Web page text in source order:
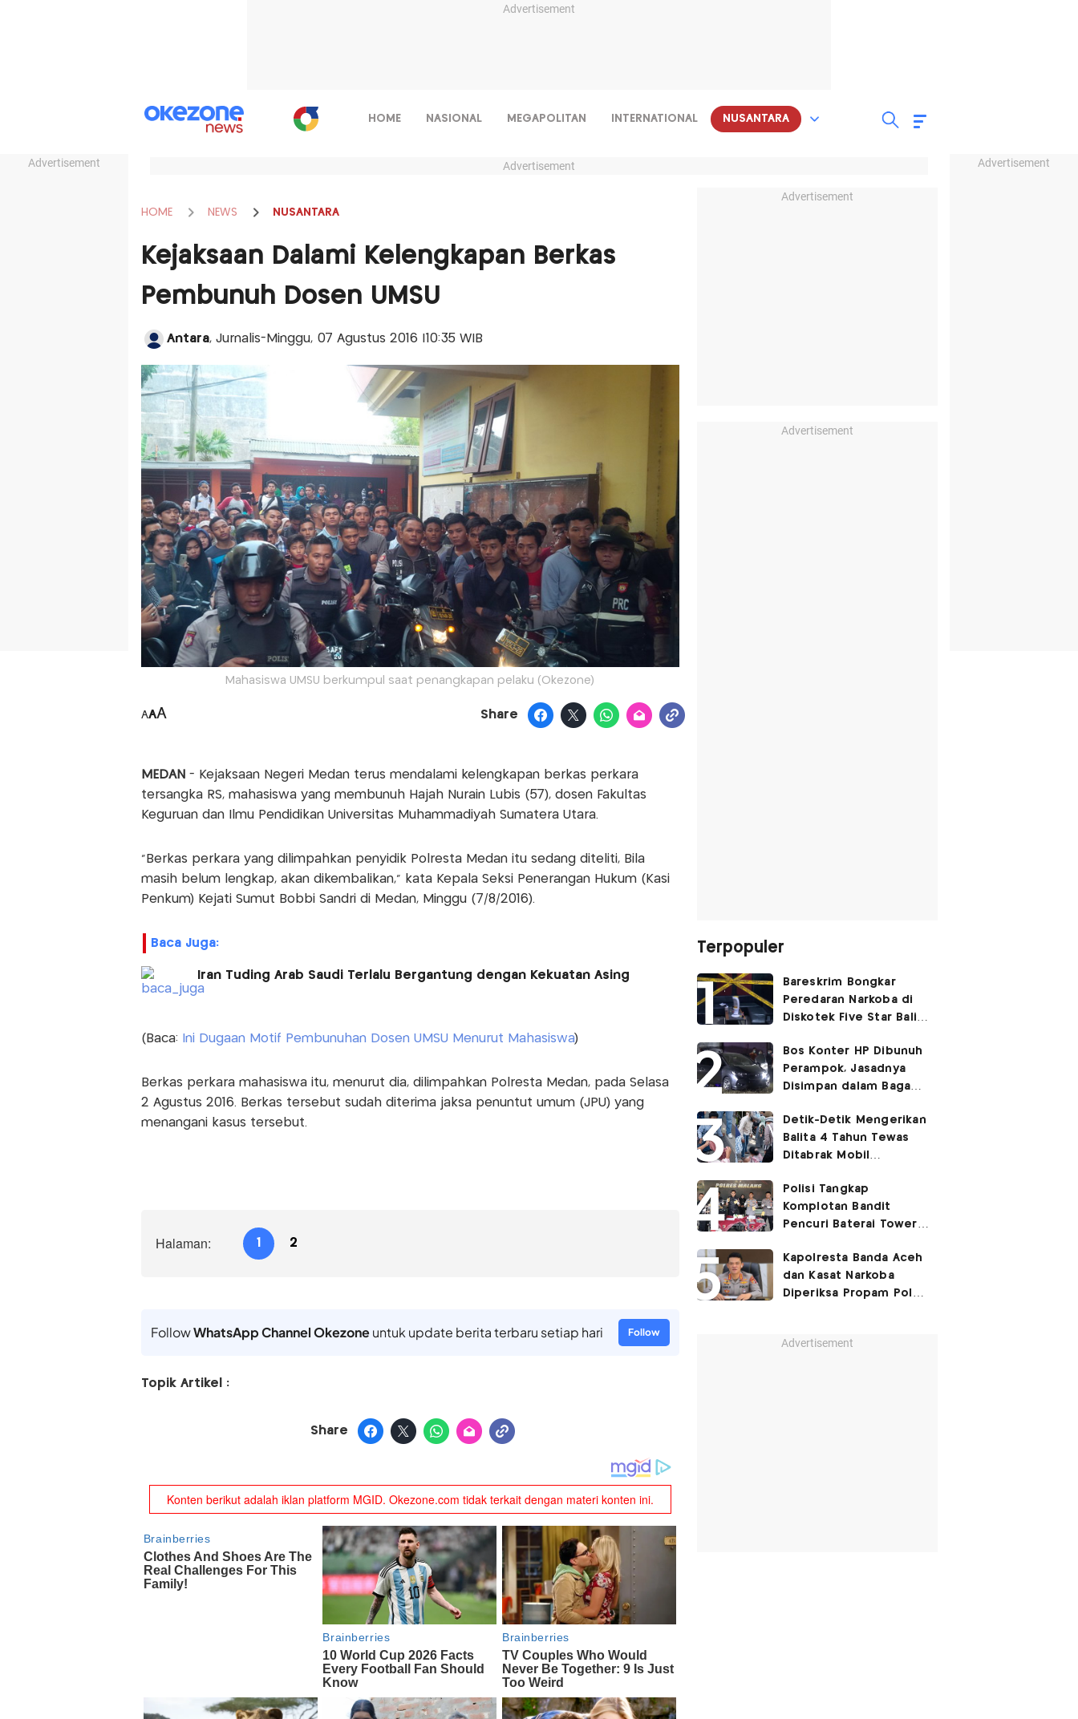
Advertisement
Advertisement Advertisement
HOME NASIONAL MEGAPOLITAN INTERNATIONAL NUSANTARA
Advertisement
HOME NEWS NUSANTARA
Kejaksaan Dalami Kelengkapan Berkas
Pembunuh Dosen UMSU
Antara, Jurnalis-Minggu, 07 Agustus 2016 |10:35 WIB
Mahasiswa UMSU berkumpul saat penangkapan pelaku (Okezone)
AAA Share
MEDAN - Kejaksaan Negeri Medan terus mendalami kelengkapan berkas perkara
tersangka RS, mahasiswa yang membunuh Hajah Nurain Lubis (57), dosen Fakultas
Keguruan dan Ilmu Pendidikan Universitas Muhammadiyah Sumatera Utara.
"Berkas perkara yang dilimpahkan penyidik Polresta Medan itu sedang diteliti, Bila
masih belum lengkap, akan dikembalikan," kata Kepala Seksi Penerangan Hukum (Kasi
Penkum) Kejati Sumut Bobbi Sandri di Medan, Minggu (7/8/2016).
Baca Juga:
Iran Tuding Arab Saudi Terlalu Bergantung dengan Kekuatan Asing
(Baca: Ini Dugaan Motif Pembunuhan Dosen UMSU Menurut Mahasiswa)
Berkas perkara mahasiswa itu, menurut dia, dilimpahkan Polresta Medan, pada Selasa
2 Agustus 2016. Berkas tersebut sudah diterima jaksa penuntut umum (JPU) yang
menangani kasus tersebut.
Halaman: 1 2
FollowWhatsApp Channel Okezoneuntuk update berita terbaru setiap hari Follow
Topik Artikel :
Share
Advertisement
Advertisement
Terpopuler
Bareskrim Bongkar
Peredaran Narkoba di
Diskotek Five Star Bali,
Bos Konter HP Dibunuh
Perampok, Jasadnya
Disimpan dalam Bagasi
Detik-Detik Mengerikan
Balita 4 Tahun Tewas
Ditabrak Mobil
Polisi Tangkap
Komplotan Bandit
Pencuri Baterai Tower,
Juta
Kapolresta Banda Aceh
dan Kasat Narkoba
Diperiksa Propam Polri,
Advertisement